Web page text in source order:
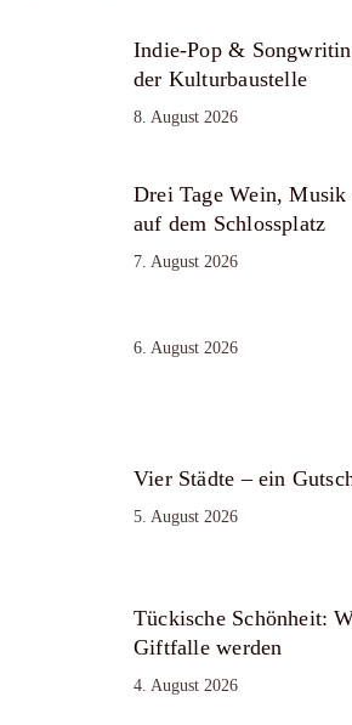
Indie-Pop &
der Kulturbaustelle
8. August 2026
Drei Tage Wein,
auf dem Schlossplatz
7. August 2026
6. August 2026
Vier Städte – ein
5. August 2026
Tückische Schönheit:
Giftfalle werden
4. August 2026